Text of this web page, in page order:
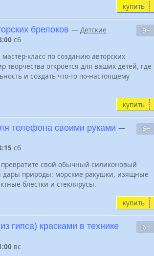
купить
9+
брелоков — Детские
сб
класс по созданию авторских
откроется для ваших детей, где
и создать что-то по-настоящему
купить
6+
телефона своими руками —
сб
свой обычный силиконовый
дары природы: морские ракушки, изящные
блестки и стеклярусы.
купить
6+
гипса) красками в технике
вс